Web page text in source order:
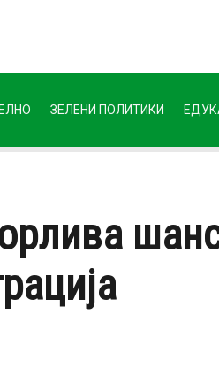
ЗЕЛЕНИ ПОЛИТИКИ